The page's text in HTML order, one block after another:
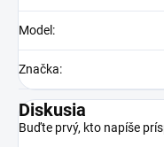
Model :
Značka:
Diskusia
Buďte prvý, kto napíše